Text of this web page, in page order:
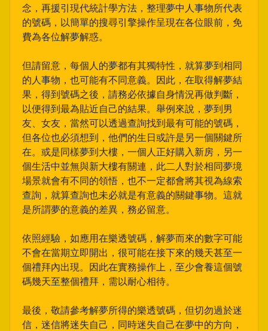
念，再援引現代統計學方法，整理夢中人事物所代表
的號碼，以簡單的搜尋引擎操作呈現在各位眼前，免
費為各位解夢解惑。
但請留意，每個人的夢都有其獨特性，就算夢到相同
的人事物，也可能有不同意義。因此，在取得解夢結
果，得到號碼之後，請務必依據自身情況再做判斷，
以便得到最為貼近自己的結果。舉例來說，夢到男
友、女友，當然可以透過查詢找到最有可能的號碼，
但各位也必須想到，他們的生日或許是另一個關鍵所
在。或是同樣夢到大樓，一個人正好購入新房，另一
個生活中並無與新大樓有關連，此二人對於相同夢境
場景就會有不同的領悟，也不一定都會將其視為線索
查詢，就算查詢也未必就是有意義的關鍵事物。這就
是所謂夢的意義的差異，務必留意。
依照經驗，如應用在樂透號碼，解夢而來的數字可能
不會在當期立即開出，很可能在接下來的幾天甚至一
個禮拜內出現。因此在實務操作上，至少會養這個號
碼幾天至整個禮拜，需以耐心相待。
最後，敬請參考解夢所得的樂透號碼，但切勿過於迷
信，迷信將迷失自己，同時迷失自己在夢中的方向，